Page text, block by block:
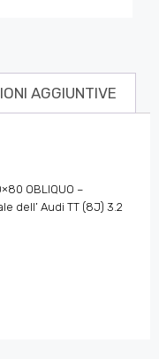
AGGIUNTIVE
OBLIQUO –
dell’ Audi TT (8J) 3.2